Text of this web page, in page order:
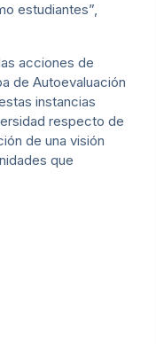
estudiantes”,
acciones de
de Autoevaluación
instancias
respecto de
de una visión
que